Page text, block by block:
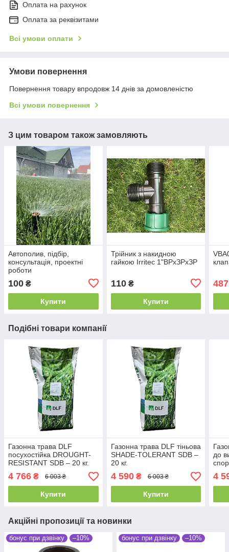
Оплата на рахунок
Оплата за реквізитами
Всі умови оплати
Умови повернення
Повернення товару впродовж 14 днів за домовленістю
Всі умови повернення
З цим товаром також замовляють
Автополив, підбір,
консультація, проектні
роботи
100 ₴
Купити
Трійник з накидною
гайкою Irritec 1"ВРхЗРхЗР
110₴
Купити
Подібні товари компанії
Газонна трава DLF
посухостійка DROUGHT-
RESISTANT SDB – 20 кг.
4 766 ₴ 6 003 ₴
Купити
Газонна трава DLF тіньова
SHADE-TOLERANT SDB –
20 кг.
4 590₴ 6 003 ₴
Купити
до
кг.
4
Акційні пропозиції та новинки
бонус при дзвінку –10% бонус при дзвінку –10%